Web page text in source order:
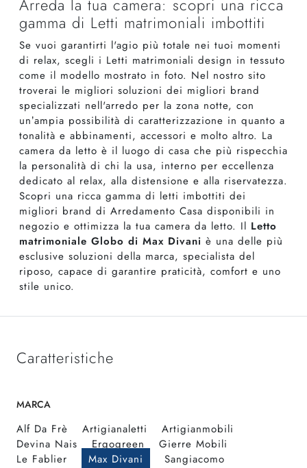
Arreda la tua camera: scopri una ricca
gamma di Letti matrimoniali imbottiti
Se vuoi garantirti l'agio più totale nei tuoi momenti
di relax, scegli i Letti matrimoniali design in tessuto
come il modello mostrato in foto. Nel nostro sito
troverai le migliori soluzioni dei migliori brand
specializzati nell'arredo per la zona notte, con
un’ampia possibilità di caratterizzazione in quanto a
tonalità e abbinamenti, accessori e molto altro. La
camera da letto è il luogo di casa che più rispecchia
la personalità di chi la usa, interno per eccellenza
dedicato al relax, alla distensione e alla riservatezza.
Scopri una ricca gamma di letti imbottiti dei
migliori brand di Arredamento Casa disponibili in
negozio e ottimizza la tua camera da letto. Il Letto
matrimoniale Globo di Max Divani è una delle più
esclusive soluzioni della marca, specialista del
riposo, capace di garantire praticità, comfort e uno
stile unico.
Caratteristiche
MARCA
Alf Da Frè Artigianaletti
Artigianmobili
Devina Nais
Ergogreen
Gierre Mobili
Le Fablier
Max Divani Sangiacomo